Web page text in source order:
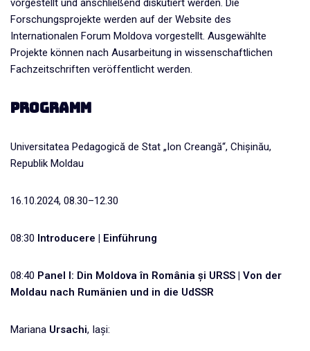
vorgestellt und anschließend diskutiert werden. Die
Forschungsprojekte werden auf der Website des
Internationalen Forum Moldova vorgestellt. Ausgewählte
Projekte können nach Ausarbeitung in wissenschaftlichen
Fachzeitschriften veröffentlicht werden.
Programm
Universitatea Pedagogică de Stat „Ion Creangă“, Chișinău,
Republik Moldau
16.10.2024, 08.30–12.30
08:30 Introducere | Einführung
08:40 Panel I: Din Moldova în România și URSS | Von der
Moldau nach Rumänien und in die UdSSR
Mariana Ursachi, Iași: